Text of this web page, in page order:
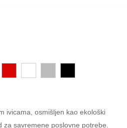
ivicama, osmišljen kao ekološki
savremene poslovne potrebe.